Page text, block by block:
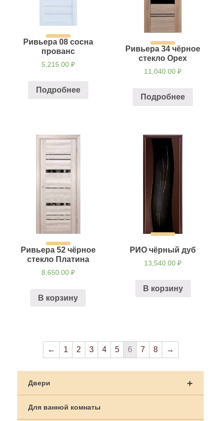
+
Двери
Для ванной комнаты
Ривьера 08 сосна
прованс
5,215.00 ₽
Подробнее
Ривьера 34 чёрное
стекло Орех
11,040.00₽
Подробнее
Ривьера 52 чёрное
стекло Платина
8,650.00 ₽
В корзину
РИО чёрный дуб
13,540.00₽
В корзину
← 1 2 3 4 5 6 7 8 →